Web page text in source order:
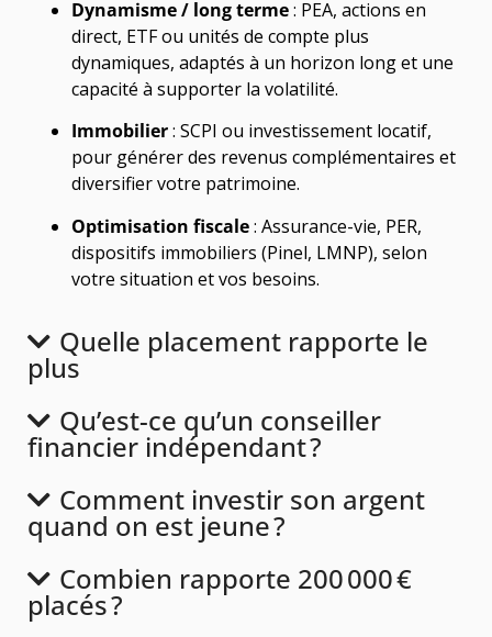
Dynamisme / long terme: PEA, actions en
direct, ETF ou unités de compte plus
dynamiques, adaptés à un horizon long et une
capacité à supporter la volatilité.
Immobilier: SCPI ou investissement locatif,
pour générer des revenus complémentaires et
diversifier votre patrimoine.
Optimisation fiscale: Assurance-vie, PER,
dispositifs immobiliers (Pinel, LMNP), selon
votre situation et vos besoins.
Quelle placement rapporte le
plus
Qu’est-ce qu’un conseiller
financier indépendant ?
Comment investir son argent
quand on est jeune ?
Combien rapporte 200 000 €
placés ?